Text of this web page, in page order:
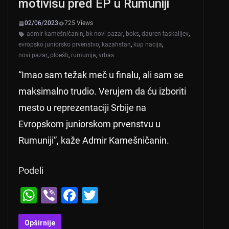
motivišu pred EP u Rumuniji
02/06/2023
725 Views
admir kamešničanin, bk novi pazar, boks, dauren taskalijev,
evropsko juniorsko prvenstvo, kazahstan, kup nacija,
novi pazar, ploešti, rumunija, vrbas
“Imao sam težak meč u finalu, ali sam se
maksimalno trudio. Verujem da ću izboriti
mesto u reprezentaciji Srbije na
Evropskom juniorskom prvenstvu u
Rumuniji”, kaže Admir Kamešničanin.
Podeli
W
h
Vi
b
F
Opširnije